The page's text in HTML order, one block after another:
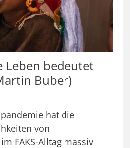
Leben bedeutet
Buber)
hat die
von
FAKS-Alltag massiv